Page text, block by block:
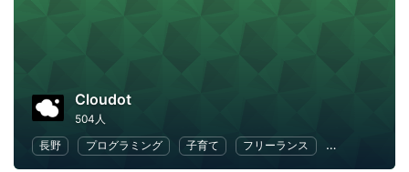
Cloudot
504人
長野
プログラミング 子育て フリーランス ワークライフ